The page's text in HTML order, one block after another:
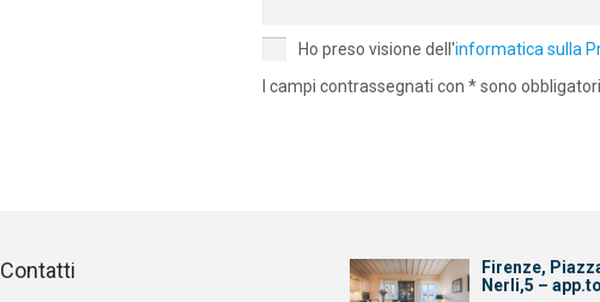
Ho preso visione dell'informatica sulla
I campi contrassegnati con * sono obbligatori
Contatti
Firenze,
Nerli,5 –